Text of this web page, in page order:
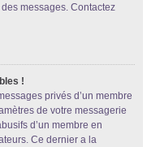
messages. Contactez
!
privés d’un membre
de votre messagerie
d’un membre en
Ce dernier a la